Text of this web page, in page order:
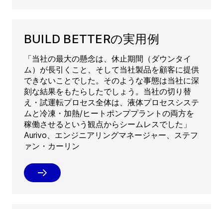
BUILD BETTERの実用例
「当社の最大の懸念は、休止期間（ダウンタイ
ム）が長引くこと、そして当社製品を顧客に提供
できないことでした。そのような事態は当社に深
刻な結果をもたらしたでしょう。当社の切り替
え・試運転プロセス全体は、液体プロセスシステ
ムと冷凍・加熱/ヒートポンププラントの両方を
稼働させるという観点からシームレスでした」
Aurivo、エンジニアリングマネージャー、ステフ
ァン・カーリン